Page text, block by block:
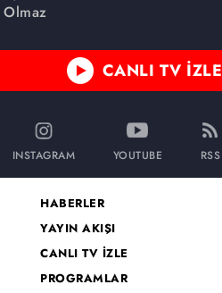
Olmaz
CANLI TV İZLE
INSTAGRAM YOUTUBE RSS
HABERLER
YAYIN AKIŞI
CANLI TV İZLE
PROGRAMLAR